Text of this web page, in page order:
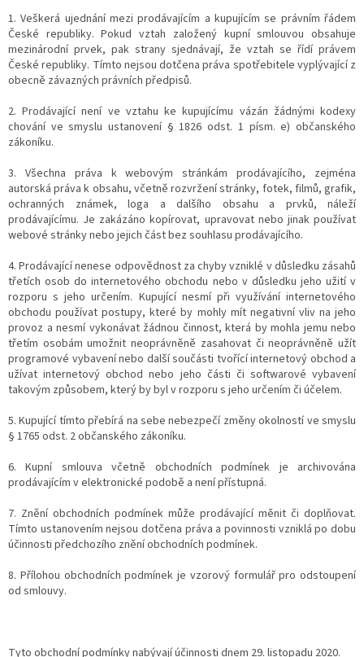
1. Veškerá ujednání mezi prodávajícím a kupujícím se právním řádem
České republiky. Pokud vztah založený kupní smlouvou obsahuje
mezinárodní prvek, pak strany sjednávají, že vztah se řídí právem
České republiky. Tímto nejsou dotčena práva spotřebitele vyplývající z
obecně závazných právních předpisů.
2. Prodávající není ve vztahu ke kupujícímu vázán žádnými kodexy
chování ve smyslu ustanovení § 1826 odst. 1 písm. e) občanského
zákoníku.
3. Všechna práva k webovým stránkám prodávajícího, zejména
autorská práva k obsahu, včetně rozvržení stránky, fotek, filmů, grafik,
ochranných známek, loga a dalšího obsahu a prvků, náleží
prodávajícímu. Je zakázáno kopírovat, upravovat nebo jinak používat
webové stránky nebo jejich část bez souhlasu prodávajícího.
4. Prodávající nenese odpovědnost za chyby vzniklé v důsledku zásahů
třetích osob do internetového obchodu nebo v důsledku jeho užití v
rozporu s jeho určením. Kupující nesmí při využívání internetového
obchodu používat postupy, které by mohly mít negativní vliv na jeho
provoz a nesmí vykonávat žádnou činnost, která by mohla jemu nebo
třetím osobám umožnit neoprávněně zasahovat či neoprávněně užít
programové vybavení nebo další součásti tvořící internetový obchod a
užívat internetový obchod nebo jeho části či softwarové vybavení
takovým způsobem, který by byl v rozporu s jeho určením či účelem.
5. Kupující tímto přebírá na sebe nebezpečí změny okolností ve smyslu
§ 1765 odst. 2 občanského zákoníku.
6. Kupní smlouva včetně obchodních podmínek je archivována
prodávajícím v elektronické podobě a není přístupná.
7. Znění obchodních podmínek může prodávající měnit či doplňovat.
Tímto ustanovením nejsou dotčena práva a povinnosti vzniklá po dobu
účinnosti předchozího znění obchodních podmínek.
8. Přílohou obchodních podmínek je vzorový formulář pro odstoupení
od smlouvy.
Tyto obchodní podmínky nabývají účinnosti dnem 29. listopadu 2020.